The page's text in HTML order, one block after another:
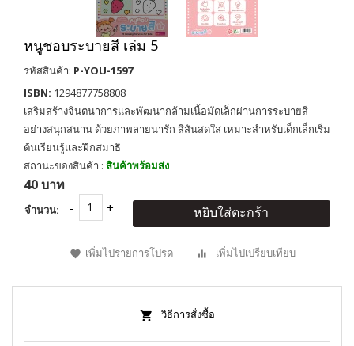
หนูชอบระบายสี เล่ม 5
รหัสสินค้า: P-YOU-1597
ISBN: 1294877758808
เสริมสร้างจินตนาการและพัฒนากล้ามเนื้อมัดเล็กผ่านการระบายสี
อย่างสนุกสนาน ด้วยภาพลายน่ารัก สีสันสดใส เหมาะสำหรับเด็กเล็กเริ่ม
ต้นเรียนรู้และฝึกสมาธิ
สถานะของสินค้า : สินค้าพร้อมส่ง
40 บาท
จำนวน: หยิบใส่ตะกร้า
เพิ่มไปรายการโปรด เพิ่มไปเปรียบเทียบ
วิธีการสั่งซื้อ